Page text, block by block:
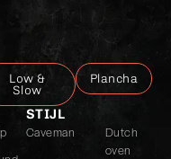
Low &
Slow
Plancha
STIJL
Caveman
Dutch
oven